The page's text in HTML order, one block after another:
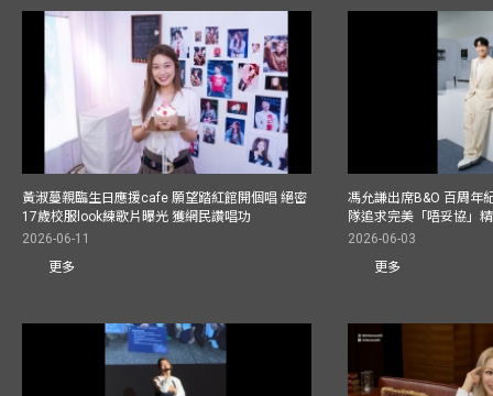
黃淑蔓親臨生日應援cafe 願望踏紅館開個唱 絕密
17歲校服look練歌片曝光 獲網民讚唱功
2026-06-11
更多
馮允謙出席B&O 百周年
隊追求完美「唔妥協」
2026-06-03
更多